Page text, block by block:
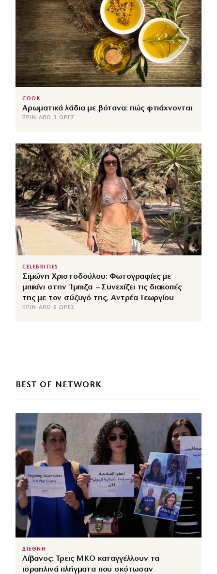
COOK
Αρωματικά λάδια με βότανα: πώς φτιάχνονται
ΠΡΙΝ ΑΠΌ 3 ΏΡΕΣ
CELEBRITIES
Σιμώνη Χριστοδούλου: Φωτογραφίες με
μπικίνι στην Ίμπιζα – Συνεχίζει τις διακοπές
της με τον σύζυγό της, Αντρέα Γεωργίου
ΠΡΙΝ ΑΠΌ 6 ΏΡΕΣ
BEST OF NETWORK
ΔΙΕΘΝΗ
Λίβανος: Τρεις ΜΚΟ καταγγέλλουν τα
ισραηλινά πλήγματα που σκότωσαν